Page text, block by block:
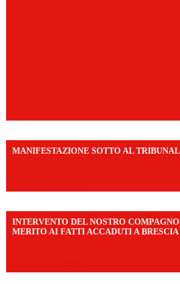
MANIFESTAZIONE SOTTO AL
INTERVENTO DEL NOSTRO
MERITO AI FATTI ACCADUTI A BRESCIA